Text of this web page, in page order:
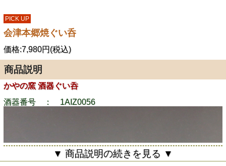
PICK UP
会津本郷焼ぐい呑
価格:7,980円(税込)
商品説明
かやの窯 酒器ぐい呑
酒器番号 ： 1AIZ0056
▼ 商品説明の続きを見る ▼